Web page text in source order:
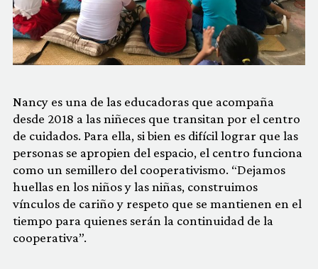
Nancy es una de las educadoras que acompaña
desde 2018 a las niñeces que transitan por el centro
de cuidados. Para ella, si bien es difícil lograr que las
personas se apropien del espacio, el centro funciona
como un semillero del cooperativismo. “Dejamos
huellas en los niños y las niñas, construimos
vínculos de cariño y respeto que se mantienen en el
tiempo para quienes serán la continuidad de la
cooperativa”.